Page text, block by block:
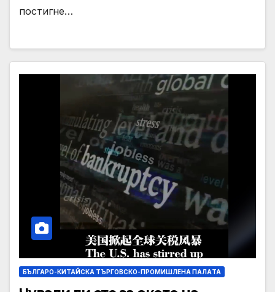
постигне…
БЪЛГАРО-КИТАЙСКА ТЪРГОВСКО-ПРОМИШЛЕНА ПАЛAТА